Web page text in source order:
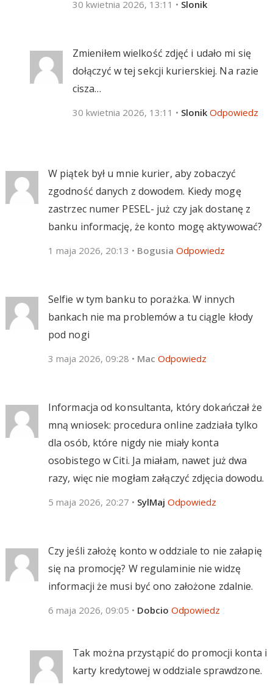
30 kwietnia 2026, 13:11 • Slonik
Zmieniłem wielkość zdjęć i udało mi się
dołączyć w tej sekcji kurierskiej. Na razie
cisza…
30 kwietnia 2026, 13:11 • Slonik Odpowiedz
W piątek był u mnie kurier, aby zobaczyć
zgodność danych z dowodem. Kiedy mogę
zastrzec numer PESEL- już czy jak dostanę z
banku informację, że konto mogę aktywować?
1 maja 2026, 20:13 • Bogusia Odpowiedz
Selfie w tym banku to porażka. W innych
bankach nie ma problemów a tu ciągle kłody
pod nogi
3 maja 2026, 09:28 • Mac Odpowiedz
Informacja od konsultanta, który dokańczał że
mną wniosek: procedura online zadziała tylko
dla osób, które nigdy nie miały konta
osobistego w Citi. Ja miałam, nawet już dwa
razy, więc nie mogłam załączyć zdjęcia dowodu.
5 maja 2026, 20:27 • SylMaj Odpowiedz
Czy jeśli założę konto w oddziale to nie załapię
się na promocję? W regulaminie nie widzę
informacji że musi być ono założone zdalnie.
6 maja 2026, 09:05 • Dobcio Odpowiedz
Tak można przystąpić do promocji konta i
karty kredytowej w oddziale sprawdzone.